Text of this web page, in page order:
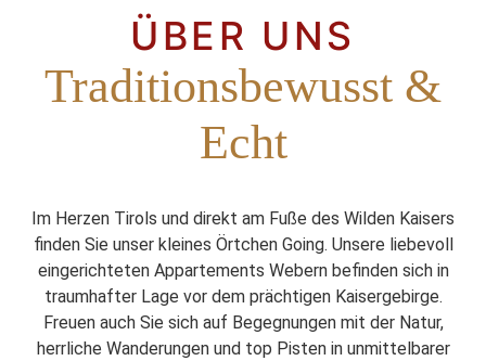
ÜBER UNS
Traditionsbewusst &
Echt
Im Herzen Tirols und direkt am Fuße des Wilden Kaisers
finden Sie unser kleines Örtchen Going. Unsere liebevoll
eingerichteten Appartements Webern befinden sich in
traumhafter Lage vor dem prächtigen Kaisergebirge.
Freuen auch Sie sich auf Begegnungen mit der Natur,
herrliche Wanderungen und top Pisten in unmittelbarer